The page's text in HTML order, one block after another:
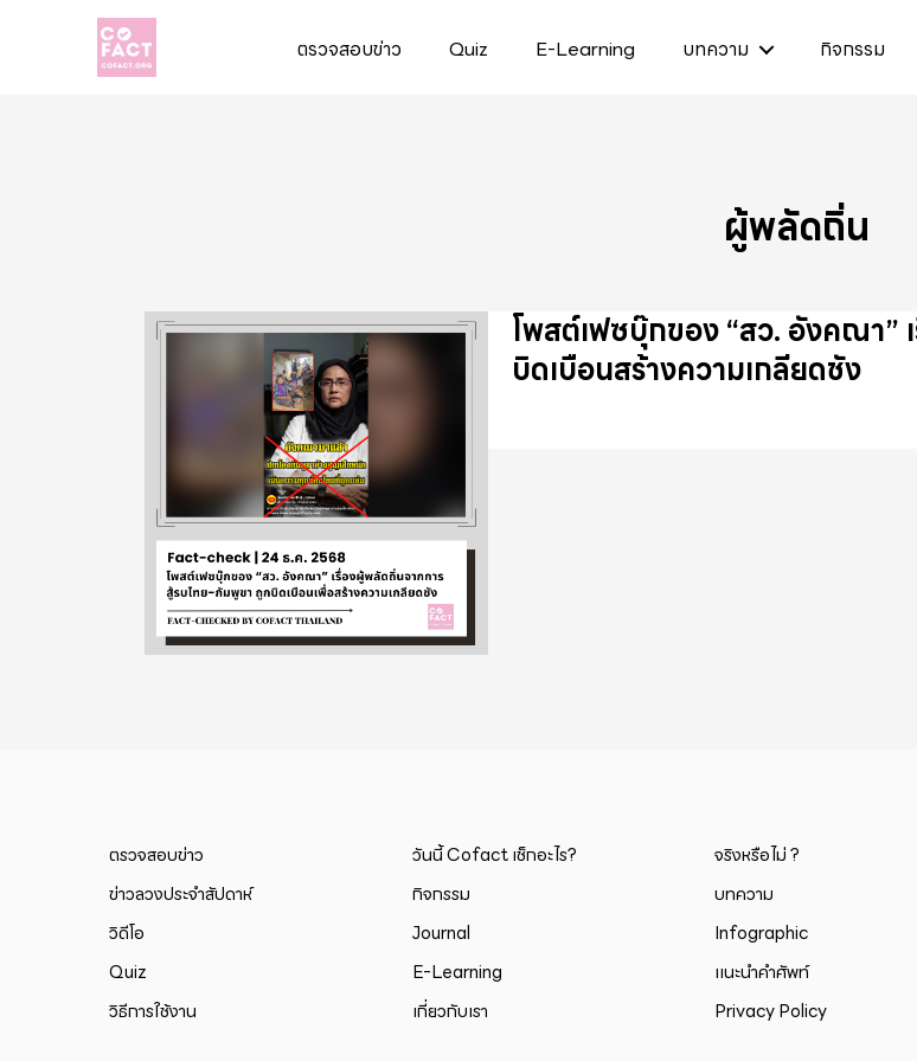
ตรวจสอบข่าว Quiz E-Learning บทความ กิจกรรม
ผู้พลัดถิ่น
โพสต์เฟซบุ๊กของ “สว. อังคณา
บิดเบือนสร้างความเกลียดชัง
ตรวจสอบข่าว วันนี้ Cofact เช็กอะไร?
จริงหรือไม่ ?
ข่าวลวงประจำสัปดาห์
กิจกรรม
บทความ
วิดีโอ
Journal
Infographic
Quiz
E-Learning
แนะนำคำศัพท์
วิธีการใช้งาน
เกี่ยวกับเรา Privacy Policy